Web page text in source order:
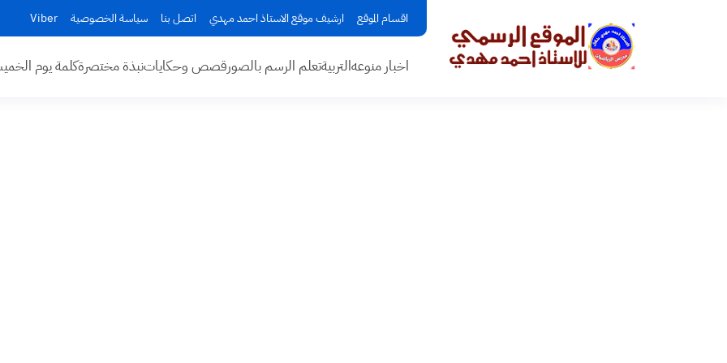
اقسام الموقع ارشيف موقع الاستاذ احمد مهدي اتصل بنا سياسة الخصوصية Viber
اخبار منوعهالتربيةتعلم الرسم بالصورقصص وحكاياتنبذة مختصرةكلمة يوم